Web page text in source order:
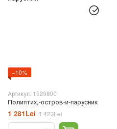
−10%
Артикул: 1529800
Полиптих,-остров-и-парусник
1 281Lei 1 423Lei